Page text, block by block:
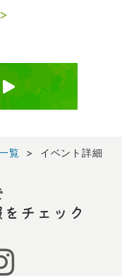
覧 イベント詳細
チェック